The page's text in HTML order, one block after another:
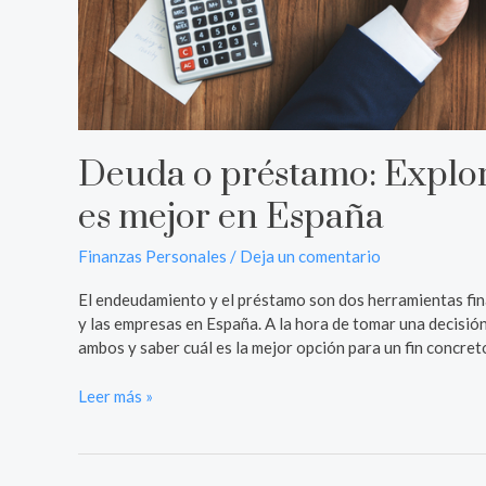
Deuda o préstamo:
es mejor en España
Finanzas Personales / Deja un comentario
El endeudamiento y el préstamo son dos herramientas
y las empresas en España. A la hora de tomar una
ambos y saber cuál es la mejor opción para un fin
Leer más »